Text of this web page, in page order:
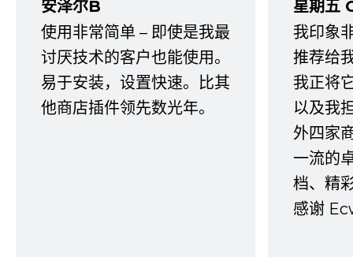
安泽尔B
使用非常简单 – 即使是我最
讨厌技术的客户也能使用。
易于安装，设置快速。比其
他商店插件领先数光年。
星期五
我印象
推荐给
我正将
以及我
外四家
一流的
档、精
感谢